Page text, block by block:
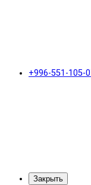
+996-551-105-
Закрыть